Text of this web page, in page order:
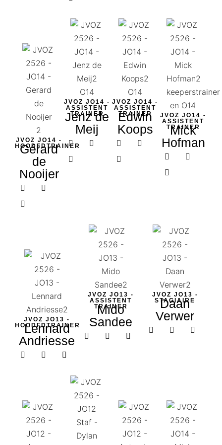
JVOZ JO14 -
HOODFDTRAINER​
Gérard
de
Nooijer
JVOZ JO14 -
ASSISTENT
TRAINER​
Jenz de
Meij
JVOZ JO14 -
ASSISTENT
TRAINER​
Edwin
Koops
JVOZ JO14 -
ASSISTENT
TRAINER​
Mick
Hofman
JVOZ JO13 -
HOODFDTRAINER​
Lennard
Andriesse
JVOZ JO13 -
ASSISTENT
TRAINER​
Mido
Sandee
JVOZ JO13 -
STAGIAIRE
Daan
Verwer